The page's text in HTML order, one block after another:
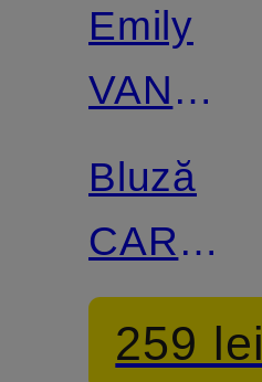
Emily
VAN
DEN
BERGH
Bluză
CARMEN
cu
mâneci
259 lei